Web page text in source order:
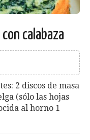
calabaza
2 discos de masa
(sólo las hojas
al horno 1